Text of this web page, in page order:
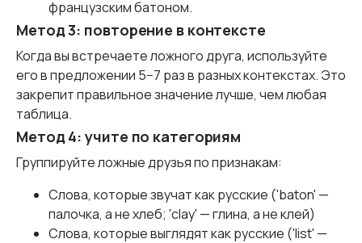
французским батоном.
Метод 3: повторение в контексте
Когда вы встречаете ложного друга, используйте
его в предложении 5−7 раз в разных контекстах. Это
закрепит правильное значение лучше, чем любая
таблица.
Метод 4: учите по категориям
Группируйте ложные друзья по признакам:
Слова, которые звучат как русские ('baton' —
палочка, а не хлеб; 'clay' — глина, а не клей)
Слова, которые выглядят как русские ('list' —